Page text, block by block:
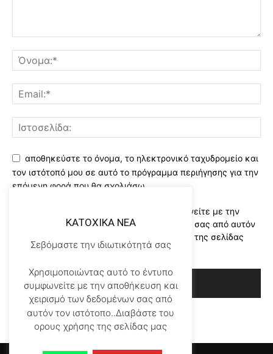
αποθηκεύστε το όνομα, το ηλεκτρονικό ταχυδρομείο και
τον ιστότοπό μου σε αυτό το πρόγραμμα περιήγησης για την
επόμενη φορά που θα σχολιάσω.
Χρησιμοποιώντας αυτό το έντυπο συμφωνείτε με την
αποθήκευση και χειρισμό των δεδομένων σας από αυτόν
τον ιστότοπο..Διαβάστε του ορους χρήσης της σελίδας
μας*
KATOXIKA NEA
Σεβόμαστε την ιδιωτικότητά σας
Χρησιμοποιώντας αυτό το έντυπο
συμφωνείτε με την αποθήκευση και
χειρισμό των δεδομένων σας από
αυτόν τον ιστότοπο..Διαβάστε του
ορους χρήσης της σελίδας μας